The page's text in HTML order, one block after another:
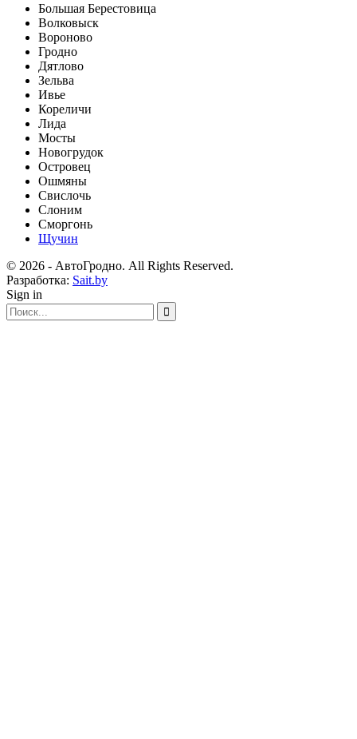
Большая Берестовица
Волковыск
Вороново
Гродно
Дятлово
Зельва
Ивье
Кореличи
Лида
Мосты
Новогрудок
Островец
Ошмяны
Свислочь
Слоним
Сморгонь
Щучин
© 2026 - АвтоГродно. All Rights Reserved.
Разработка: Sait.by
Sign in